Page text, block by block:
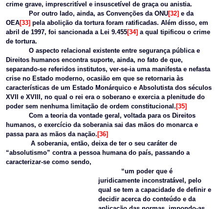
crime grave, imprescritível e insuscetível de graça ou anistia.
Por outro lado, ainda, as Convenções da ONU[32] e da
OEA[33] pela abolição da tortura foram ratificadas. Além disso, em
abril de 1997, foi sancionada a Lei 9.455[34] a qual tipificou o crime
de tortura.
O aspecto relacional existente entre segurança pública e
Direitos humanos encontra suporte, ainda, no fato de que,
separando-se referidos institutos, ver-se-ia uma manifesta e nefasta
crise no Estado moderno, ocasião em que se retornaria às
características de um Estado Monárquico e Absolutista dos séculos
XVII e XVIII, no qual o rei era o soberano e exercia a plenitude do
poder sem nenhuma limitação de ordem constitucional. [35]
Com a teoria da vontade geral, voltada para os Direitos
humanos, o exercício da soberania sai das mãos do monarca e
passa para as mãos da nação. [36]
A soberania, então, deixa de ter o seu caráter de
“absolutismo” contra a pessoa humana do país, passando a
caracterizar-se como sendo,
“um poder que é
juridicamente inconstratável, pelo
qual se tem a capacidade de definir e
decidir acerca do conteúdo e da